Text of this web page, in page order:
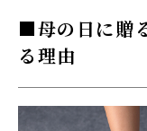
メ
母の日に贈
る理由